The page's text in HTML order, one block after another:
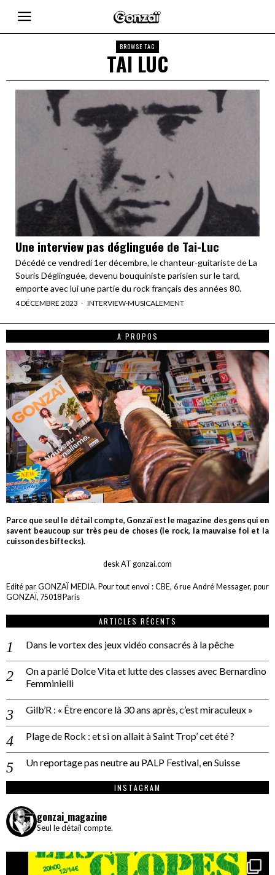
BROWSE TAG
TAI LUC
Une interview pas déglinguée de Tai-Luc
Décédé ce vendredi 1er décembre, le chanteur-guitariste de La
Souris Déglinguée, devenu bouquiniste parisien sur le tard,
emporte avec lui une partie du rock français des années 80.
4 DÉCEMBRE 2023 INTERVIEW·MUSICALEMENT
A PROPOS
Parce que seul le détail compte, Gonzaï est le magazine des gens qui en
savent beaucoup sur très peu de choses (le rock, la mauvaise foi et la
cuisson des biftecks).
desk AT gonzai.com
Edité par GONZAÏ MEDIA. Pour tout envoi : CBE, 6 rue André Messager, pour
GONZAÏ, 75018 Paris
ARTICLES RÉCENTS
Dans le vortex des jeux vidéo consacrés à la pêche
On a parlé Dolce Vita et lutte des classes avec Bernardino
Femminielli
Gilb’R : « Être encore là 30 ans après, c’est miraculeux »
Plage de Rock : et si on allait à Saint Trop’ cet été ?
Un reportage pas neutre au PALP Festival, en Suisse
INSTAGRAM
gonzai_magazine
Seul le détail compte.